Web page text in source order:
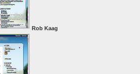
Rob Kaag